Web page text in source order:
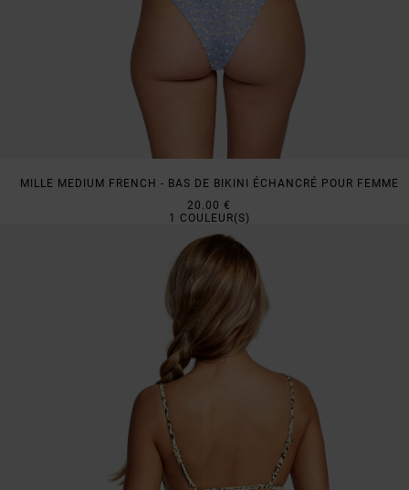
MILLE MEDIUM FRENCH - BAS DE BIKINI ÉCHANCRÉ POUR FEMME
20.00 €
1
COULEUR(S)